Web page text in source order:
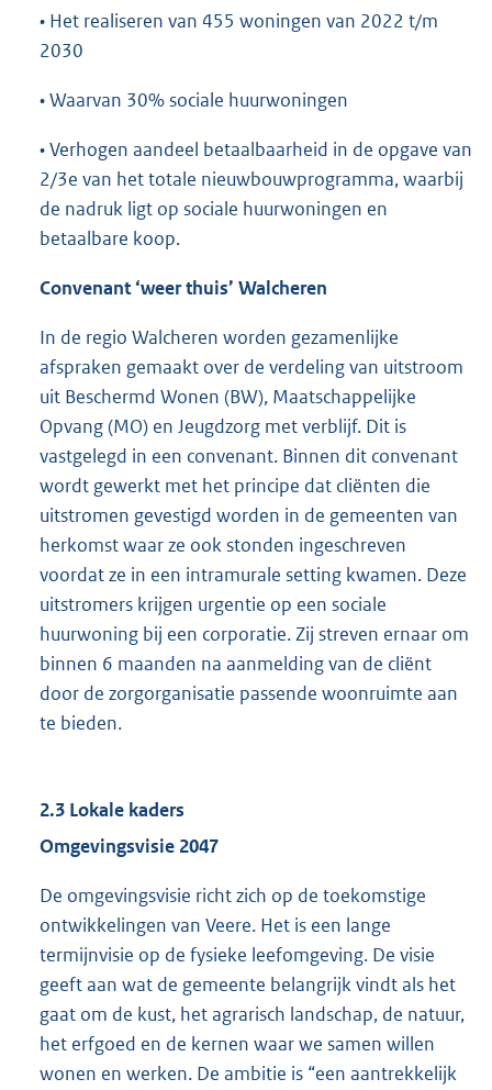
• Het realiseren van 455 woningen van 2022 t/m
2030
• Waarvan 30% sociale huurwoningen
• Verhogen aandeel betaalbaarheid in de opgave van
2/3e van het totale nieuwbouwprogramma, waarbij
de nadruk ligt op sociale huurwoningen en
betaalbare koop.
Convenant ‘weer thuis’ Walcheren
In de regio Walcheren worden gezamenlijke
afspraken gemaakt over de verdeling van uitstroom
uit Beschermd Wonen (BW), Maatschappelijke
Opvang (MO) en Jeugdzorg met verblijf. Dit is
vastgelegd in een convenant. Binnen dit convenant
wordt gewerkt met het principe dat cliënten die
uitstromen gevestigd worden in de gemeenten van
herkomst waar ze ook stonden ingeschreven
voordat ze in een intramurale setting kwamen. Deze
uitstromers krijgen urgentie op een sociale
huurwoning bij een corporatie. Zij streven ernaar om
binnen 6 maanden na aanmelding van de cliënt
door de zorgorganisatie passende woonruimte aan
te bieden.
2.3 Lokale kaders
Omgevingsvisie 2047
De omgevingsvisie richt zich op de toekomstige
ontwikkelingen van Veere. Het is een lange
termijnvisie op de fysieke leefomgeving. De visie
geeft aan wat de gemeente belangrijk vindt als het
gaat om de kust, het agrarisch landschap, de natuur,
het erfgoed en de kernen waar we samen willen
wonen en werken. De ambitie is “een aantrekkelijk